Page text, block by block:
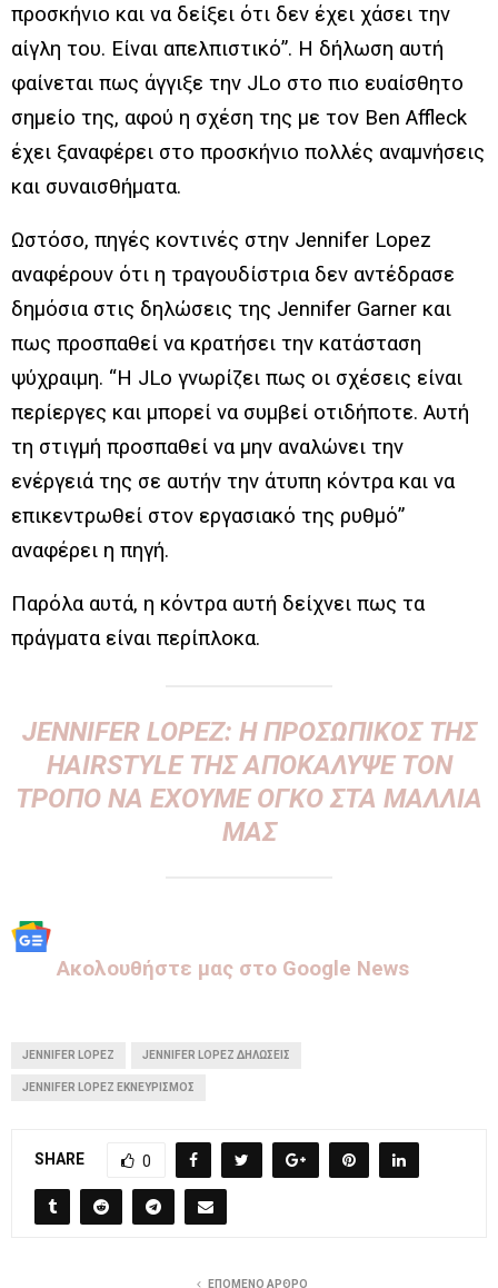
προσκήνιο και να δείξει ότι δεν έχει χάσει την
αίγλη του. Είναι απελπιστικό”. Η δήλωση αυτή
φαίνεται πως άγγιξε την JLo στο πιο ευαίσθητο
σημείο της, αφού η σχέση της με τον Ben Affleck
έχει ξαναφέρει στο προσκήνιο πολλές αναμνήσεις
και συναισθήματα.
Ωστόσο, πηγές κοντινές στην Jennifer Lopez
αναφέρουν ότι η τραγουδίστρια δεν αντέδρασε
δημόσια στις δηλώσεις της Jennifer Garner και
πως προσπαθεί να κρατήσει την κατάσταση
ψύχραιμη. “Η JLo γνωρίζει πως οι σχέσεις είναι
περίεργες και μπορεί να συμβεί οτιδήποτε. Αυτή
τη στιγμή προσπαθεί να μην αναλώνει την
ενέργειά της σε αυτήν την άτυπη κόντρα και να
επικεντρωθεί στον εργασιακό της ρυθμό”
αναφέρει η πηγή.
Παρόλα αυτά, η κόντρα αυτή δείχνει πως τα
πράγματα είναι περίπλοκα.
JENNIFER LOPEZ: Η ΠΡΟΣΩΠΙΚΌΣ ΤΗΣ
HAIRSTYLE ΤΗΣ ΑΠΟΚΆΛΥΨΕ ΤΟΝ
ΤΡΌΠΟ ΝΑ ΈΧΟΥΜΕ ΌΓΚΟ ΣΤΑ ΜΑΛΛΙΆ
ΜΑΣ
Aκολουθήστε μας στo Google News
JENNIFER LOPEZ JENNIFER LOPEZ ΔΗΛΏΣΕΙΣ
JENNIFER LOPEZ ΕΚΝΕΥΡΙΣΜΌΣ
SHARE 0
ΕΠΌΜΕΝΟ ΆΡΘΡΟ